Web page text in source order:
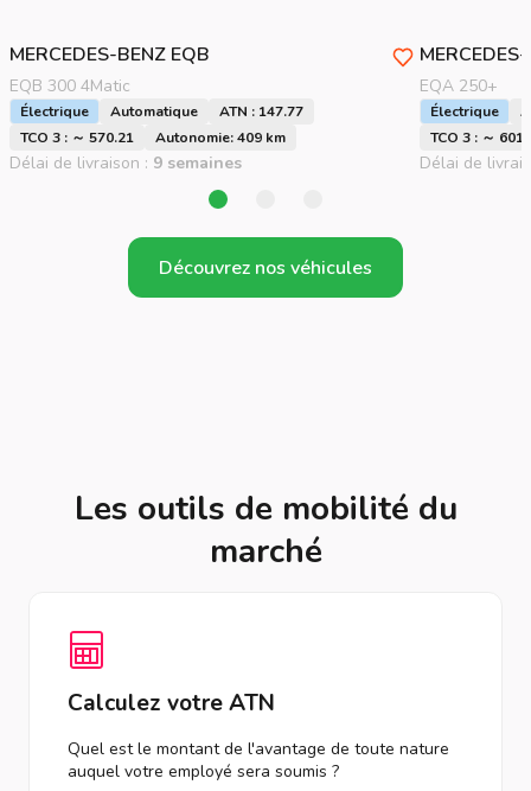
MERCEDES-BENZ EQB
EQB 300 4Matic
Électrique Automatique
ATN : 147.77
TCO 3 : ～ 570.21
Autonomie: 409 km
Délai de livraison : 9 semaines
EQA 250+
Électrique
TCO 3 : ～
Délai de
Découvrez nos véhicules
Les outils de mobilité du
marché
Calculez votre ATN
Quel est le montant de l'avantage de toute nature
auquel votre employé sera soumis ?